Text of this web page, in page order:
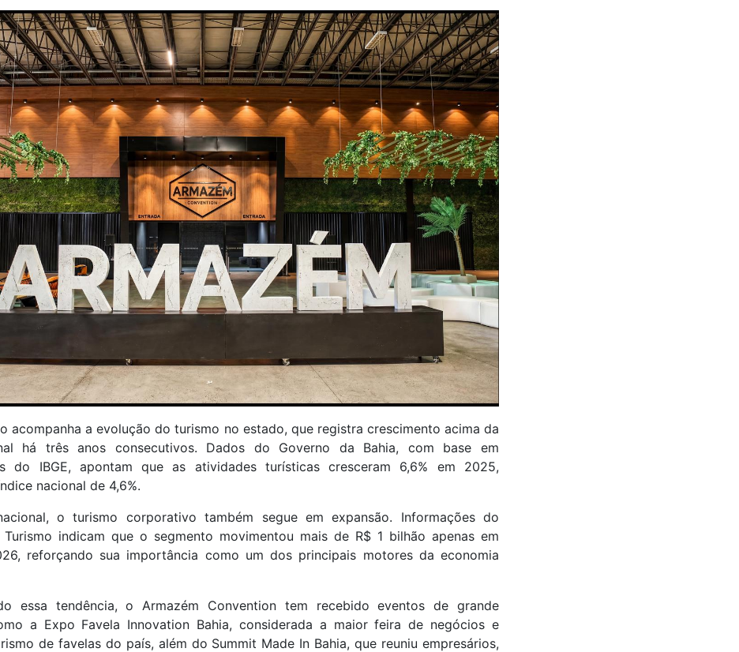
acompanha a evolução do turismo no estado, que registra crescimento acima da
há três anos consecutivos. Dados do Governo da Bahia, com base em
do IBGE, apontam que as atividades turísticas cresceram 6,6% em 2025,
nacional de 4,6%.
o turismo corporativo também segue em expansão. Informações do
indicam que o segmento movimentou mais de R$ 1 bilhão apenas em
reforçando sua importância como um dos principais motores da economia
essa tendência, o Armazém Convention tem recebido eventos de grande
a Expo Favela Innovation Bahia, considerada a maior feira de negócios e
de favelas do país, além do Summit Made In Bahia, que reuniu empresários,